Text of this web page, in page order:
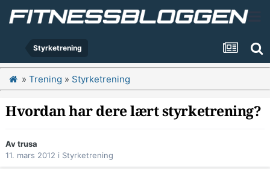
Styrketrening
» Trening » Styrketrening
Hvordan har dere lært styrketrening?
Avtrusa
11. mars 2012 i Styrketrening